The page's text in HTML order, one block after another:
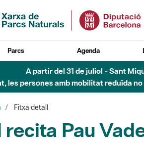
Parcs Agenda
A partir del 31 de juliol - Sant
les persones amb mobilitat reduïda
Fitxa detall
recita Pau